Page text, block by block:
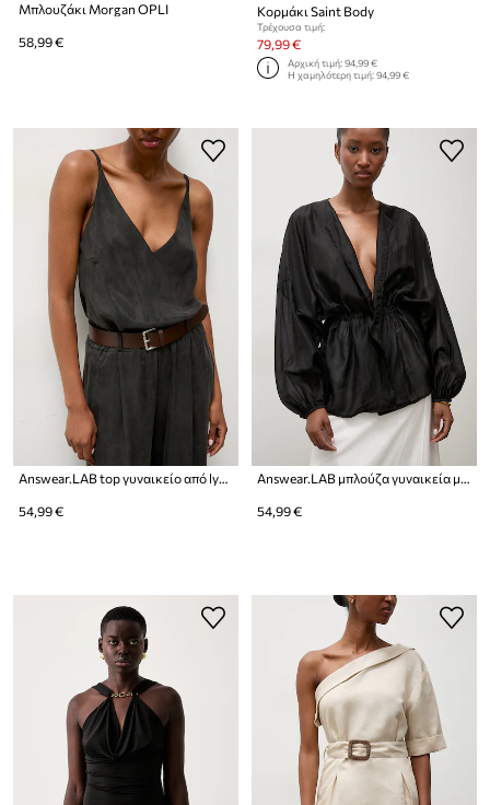
Μπλουζάκι Morgan OPLI
58,99 €
Κορμάκι Saint Body
Τρέχουσα τιμή:
79,99 €
Αρχική τιμή:94,99 €
Η χαμηλότερη τιμή:94,99 €
Answear.LAB top γυναικείο από lyocell
54,99 €
Answear.LAB μπλούζα γυναικεία με lyocell
54,99 €